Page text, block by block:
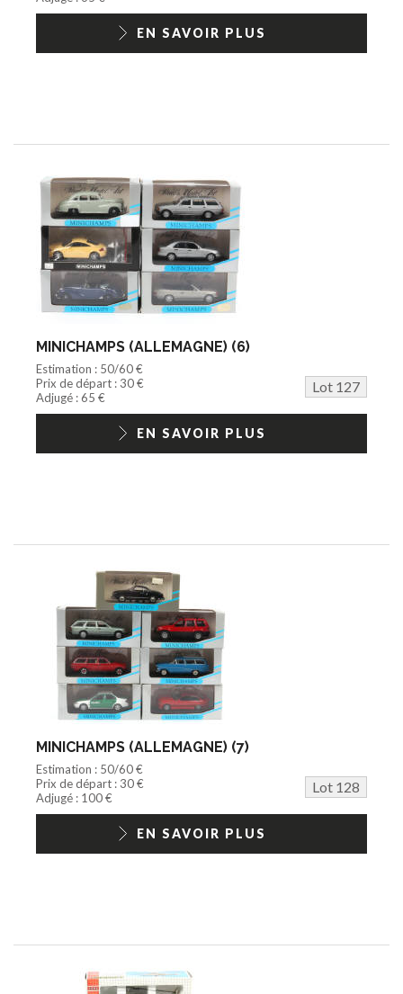
EN SAVOIR PLUS
MINICHAMPS (ALLEMAGNE) (6)
Estimation : 50/60 €
Prix de départ : 30 €
Lot 127
Adjugé : 65 €
EN SAVOIR PLUS
MINICHAMPS (ALLEMAGNE) (7)
Estimation : 50/60 €
Prix de départ : 30 €
Lot 128
Adjugé : 100 €
EN SAVOIR PLUS